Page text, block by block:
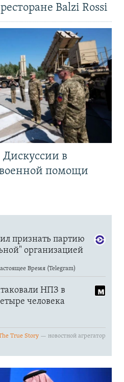
Balzi Rossi
в
помощи